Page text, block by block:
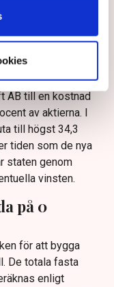
uppges vara
staten går in
AB till en kostnad
av aktierna. I
till högst 34,3
tiden som de nya
staten genom
vinsten.
på 0
för att bygga
De totala fasta
enligt